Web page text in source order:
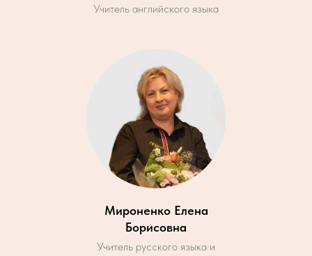
Учитель английского языка
Мироненко Елена
Борисовна
Учитель русского языка и